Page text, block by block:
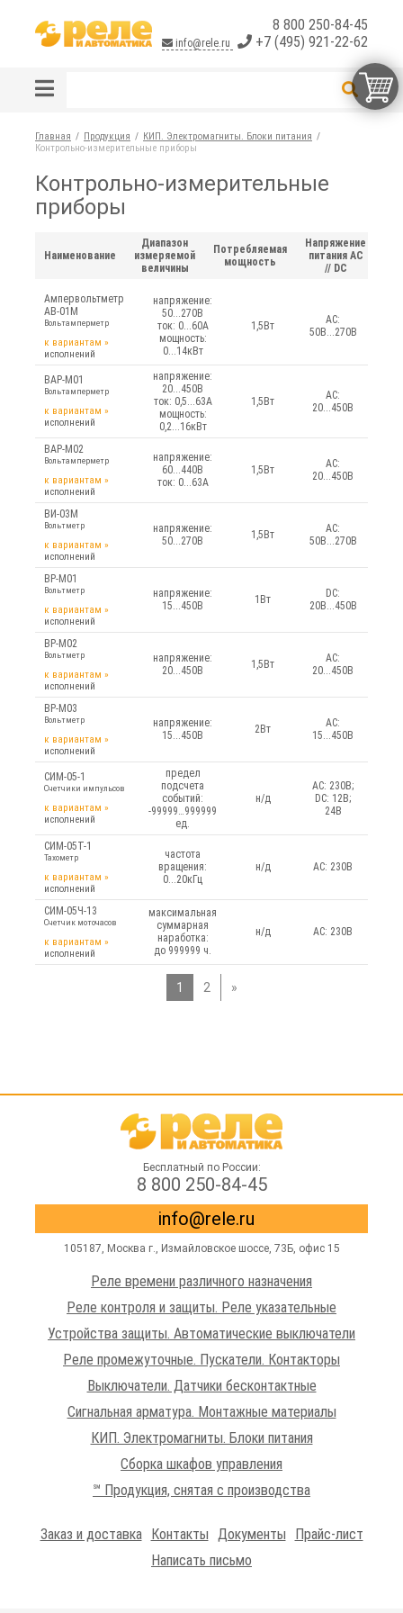
8 800 250-84-45
info@rele.ru +7 (495) 921-22-62
Главная Продукция
КИП. Электромагниты. Блоки питания
Контрольно-измерительные приборы
Контрольно-измерительные
приборы
Наименование
Диапазон
измеряемой
величины
Потребляемая
мощность
Напряжение
питания AC
// DC
Ампервольтметр
АВ-01М
Вольтамперметр
к вариантам »
исполнений
напряжение:
50...270В
ток: 0...60А
мощность:
0...14кВт
1,5Вт
AC:
50В...270В
ВАР-М01
Вольтамперметр
к вариантам »
исполнений
напряжение:
20...450В
ток: 0,5...63А
мощность:
0,2...16кВт
1,5Вт
AC:
20...450В
ВАР-М02
Вольтамперметр
к вариантам »
исполнений
напряжение:
60...440В
ток: 0...63А
1,5Вт
AC:
20...450В
ВИ-03М
Вольтметр
к вариантам »
исполнений
напряжение:
50...270В
1,5Вт
AC:
50В...270В
ВР-М01
Вольтметр
к вариантам »
исполнений
напряжение:
15...450В
1Вт
DC:
20В...450В
ВР-М02
Вольтметр
к вариантам »
исполнений
напряжение:
20...450В
1,5Вт
AC:
20...450В
ВР-М03
Вольтметр
к вариантам »
исполнений
напряжение:
15...450В
2Вт
AC:
15...450В
СИМ-05-1
Счетчики импульсов
к вариантам »
исполнений
предел
подсчета
событий:
-99999…999999
ед.
н/д
AC: 230В;
DC: 12В;
24В
СИМ-05Т-1
Тахометр
к вариантам »
исполнений
частота
вращения:
0...20кГц
н/д AC: 230В
СИМ-05Ч-13
Счетчик моточасов
к вариантам »
исполнений
максимальная
суммарная
наработка:
до 999999 ч.
н/д AC: 230В
1 2 »
Бесплатный по России:
8 800 250-84-45
info@rele.ru
105187, Москва г., Измайловское шоссе, 73Б, офис 15
Реле времени различного назначения
Реле контроля и защиты. Реле указательные
Устройства защиты. Автоматические выключатели
Реле промежуточные. Пускатели. Контакторы
Выключатели. Датчики бесконтактные
Сигнальная арматура. Монтажные материалы
КИП. Электромагниты. Блоки питания
Сборка шкафов управления
℠ Продукция, снятая с производства
Заказ и доставка Контакты Документы
Прайс-лист
Написать письмо